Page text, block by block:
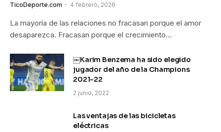
TicoDeporte.com 4 febrero, 2026
La mayoría de las relaciones no fracasan porque el amor
desaparezca. Fracasan porque el crecimiento…
￼Karim Benzema ha sido elegido
jugador del año de la Champions
2021-22
2 junio, 2022
Las ventajas de las bicicletas
eléctricas